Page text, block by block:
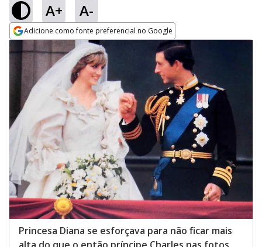
A+ A-
Adicione como fonte preferencial no Google
Opens in new window
Princesa Diana se esforçava para não ficar mais